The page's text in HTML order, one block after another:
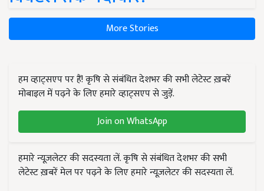
More Stories
हम व्हाट्सएप पर हैं! कृषि से संबंधित देशभर की सभी लेटेस्ट ख़बरें
मोबाइल में पढ़ने के लिए हमारे व्हाट्सएप से जुड़ें.
Join on WhatsApp
हमारे न्यूज़लेटर की सदस्यता लें. कृषि से संबंधित देशभर की सभी
लेटेस्ट ख़बरें मेल पर पढ़ने के लिए हमारे न्यूज़लेटर की सदस्यता लें.